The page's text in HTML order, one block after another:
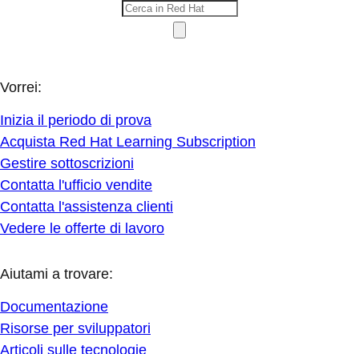
Vorrei:
Inizia il periodo di prova
Acquista Red Hat Learning Subscription
Gestire sottoscrizioni
Contatta l'ufficio vendite
Contatta l'assistenza clienti
Vedere le offerte di lavoro
Aiutami a trovare:
Documentazione
Risorse per sviluppatori
Articoli sulle tecnologie